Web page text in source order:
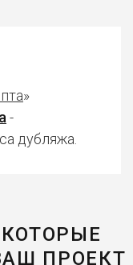
»
-
дубляжа.
ПРОЕКТ